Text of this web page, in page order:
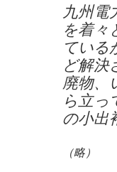
九州電
を着々
ている
ど解決
廃物、
ら立っ
の小出
（略）